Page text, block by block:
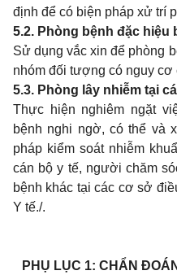
định để có biện pháp xử trí
5.2. Phòng bệnh đặc hiệu
Sử dụng vắc xin để phòng
nhóm đối tượng có nguy cơ
5.3. Phòng lây nhiễm tại
Thực hiện nghiêm ngặt
bệnh nghi ngờ, có thể và
pháp kiểm soát nhiễm
cán bộ y tế, người chăm
bệnh khác tại các cơ sở
Y tế./.
PHỤ LỤC 1: CHẨN